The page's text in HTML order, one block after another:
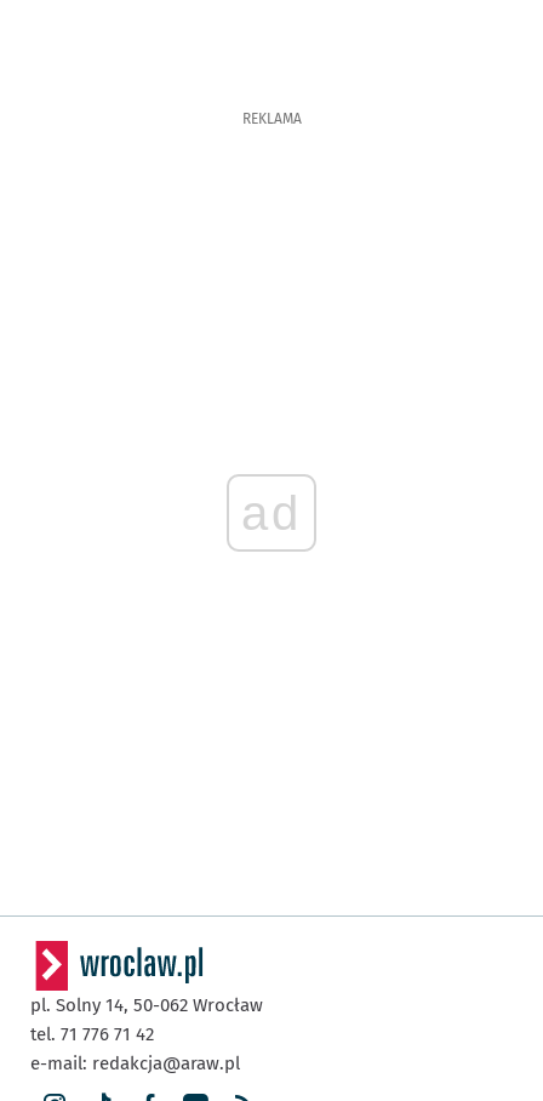
REKLAMA
ad
pl. Solny 14, 50-062 Wrocław
tel. 71 776 71 42
e-mail: redakcja@araw.pl